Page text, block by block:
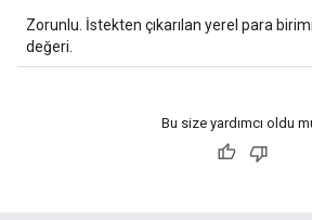
Zorunlu. İstekten çıkarılan yerel para
değeri.
Bu size yardımcı oldu